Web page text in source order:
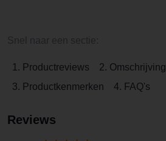
1. Productreviews
2. Omschrijving
3. Productkenmerken
4. FAQ's
Reviews